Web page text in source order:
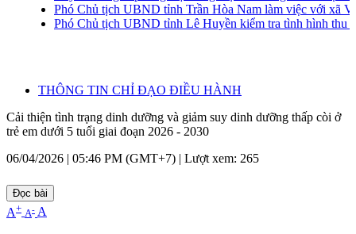
Phó Chủ tịch UBND tỉnh Trần Hòa Nam làm việc với xã
Phó Chủ tịch UBND tỉnh Lê Huyền kiểm tra tình hình thu
THÔNG TIN CHỈ ĐẠO ĐIỀU HÀNH
Cải thiện tình trạng dinh dưỡng và giảm suy dinh dưỡng thấp còi ở
trẻ em dưới 5 tuổi giai đoạn 2026 - 2030
06/04/2026 | 05:46 PM (GMT+7) | Lượt xem: 265
Đọc bài
A+ A- A